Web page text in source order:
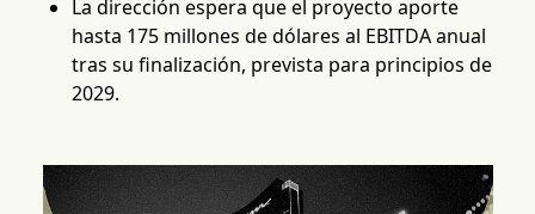
La dirección espera que el proyecto aporte
hasta 175 millones de dólares al EBITDA anual
tras su finalización, prevista para principios de
2029.